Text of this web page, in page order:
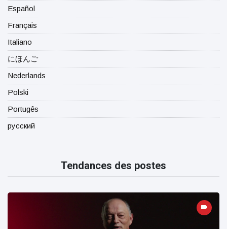
Español
Français
Italiano
にほんご
Nederlands
Polski
Portugês
русский
Tendances des postes